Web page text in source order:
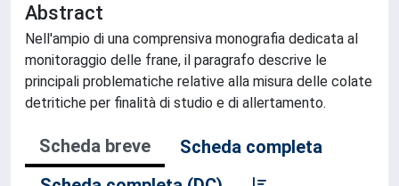
Abstract
Nell'ampio di una comprensiva monografia dedicata al
monitoraggio delle frane, il paragrafo descrive le
principali problematiche relative alla misura delle colate
detritiche per finalità di studio e di allertamento.
Scheda breve
Scheda completa